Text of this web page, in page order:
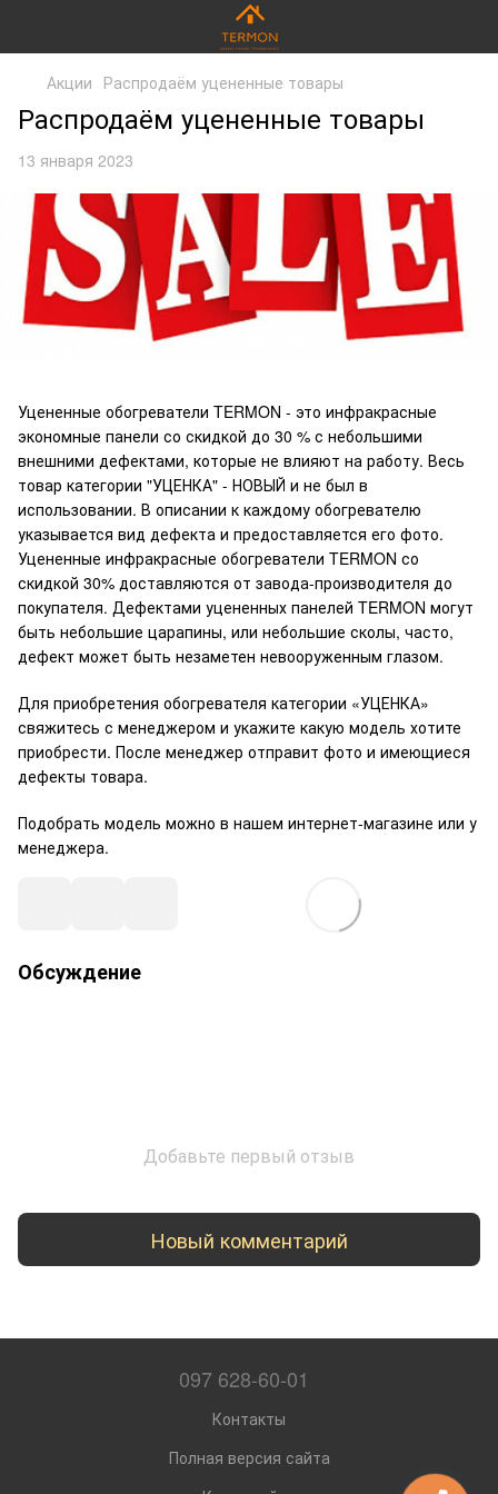
Акции Распродаём уцененные товары
Распродаём уцененные товары
13 января 2023
Уцененные обогреватели TERMON - это инфракрасные
экономные панели со скидкой до 30 % с небольшими
внешними дефектами, которые не влияют на работу. Весь
товар категории "УЦЕНКА" - НОВЫЙ и не был в
использовании. В описании к каждому обогревателю
указывается вид дефекта и предоставляется его фото.
Уцененные инфракрасные обогреватели TERMON со
скидкой 30% доставляются от завода-производителя до
покупателя. Дефектами уцененных панелей TERMON могут
быть небольшие царапины, или небольшие сколы, часто,
дефект может быть незаметен невооруженным глазом.
Для приобретения обогревателя категории «УЦЕНКА»
свяжитесь с менеджером и укажите какую модель хотите
приобрести. После менеджер отправит фото и имеющиеся
дефекты товара.
Подобрать модель можно в нашем интернет-магазине или у
менеджера.
Обсуждение
Добавьте первый отзыв
Новый комментарий
097 628-60-01
Контакты
Полная версия сайта